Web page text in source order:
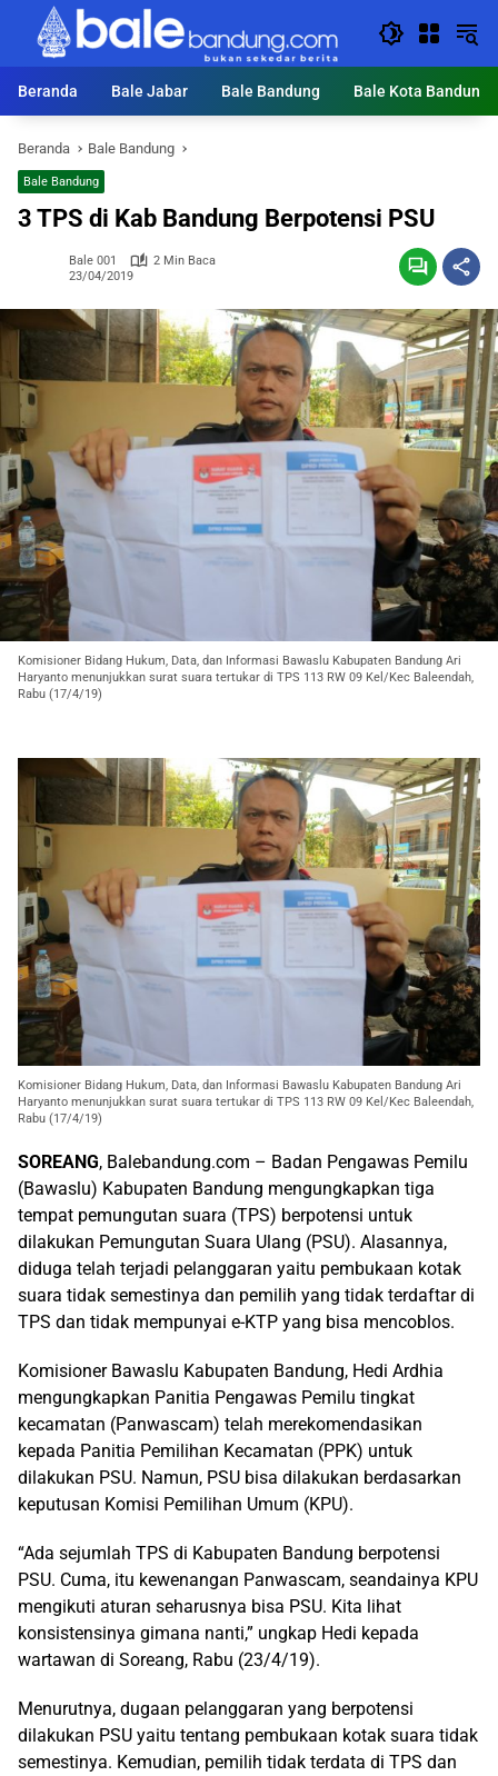
Langsung
konten
Beranda
Bale Jabar Bale Bandung Bale Kota Bandung
Beranda Bale Bandung
Bale Bandung
3 TPS di Kab Bandung Berpotensi PSU
Bale 001
2 Min Baca
23/04/2019
Komisioner Bidang Hukum, Data, dan Informasi Bawaslu Kabupaten Bandung Ari
Haryanto menunjukkan surat suara tertukar di TPS 113 RW 09 Kel/Kec Baleendah,
Rabu (17/4/19)
Komisioner Bidang Hukum, Data, dan Informasi Bawaslu Kabupaten Bandung Ari
Haryanto menunjukkan surat suara tertukar di TPS 113 RW 09 Kel/Kec Baleendah,
Rabu (17/4/19)
SOREANG, Balebandung.com – Badan Pengawas Pemilu
(Bawaslu) Kabupaten Bandung mengungkapkan tiga
tempat pemungutan suara (TPS) berpotensi untuk
dilakukan Pemungutan Suara Ulang (PSU). Alasannya,
diduga telah terjadi pelanggaran yaitu pembukaan kotak
suara tidak semestinya dan pemilih yang tidak terdaftar di
TPS dan tidak mempunyai e-KTP yang bisa mencoblos.
Komisioner Bawaslu Kabupaten Bandung, Hedi Ardhia
mengungkapkan Panitia Pengawas Pemilu tingkat
kecamatan (Panwascam) telah merekomendasikan
kepada Panitia Pemilihan Kecamatan (PPK) untuk
dilakukan PSU. Namun, PSU bisa dilakukan berdasarkan
keputusan Komisi Pemilihan Umum (KPU).
“Ada sejumlah TPS di Kabupaten Bandung berpotensi
PSU. Cuma, itu kewenangan Panwascam, seandainya KPU
mengikuti aturan seharusnya bisa PSU. Kita lihat
konsistensinya gimana nanti,” ungkap Hedi kepada
wartawan di Soreang, Rabu (23/4/19).
Menurutnya, dugaan pelanggaran yang berpotensi
dilakukan PSU yaitu tentang pembukaan kotak suara tidak
semestinya. Kemudian, pemilih tidak terdata di TPS dan